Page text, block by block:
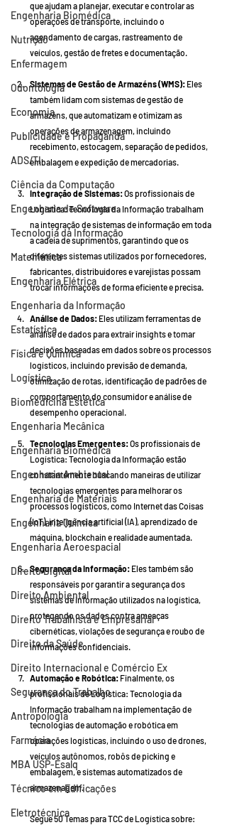
Engenharia Biomédica
Nutrição
Enfermagem
Odontologia
Economia
Publicidade e Propaganda
ADS/TI
Ciência da Computação
Engenharia de Software
Tecnologia da Informação
Matemática
Engenharia Elétrica
Engenharia da Informação
Estatística
Física e Química
Logística
Biomedicina Estética
Engenharia Mecânica
Engenharia Biomédica
Engenharia Ambiental
Engenharia de Materiais
Engenharia Química
Engenharia Aeroespacial
Direito Digital
Direito Ambiental
Direito Trabalhista e Empresarial
Direito da Saúde
Direito Internacional e Comércio Ex
Segurança do Trabalho
Antropologia
Farmácia
MBA USP-Esalq
Técnico em Edificações
Eletrotécnica
que ajudam a planejar, executar e controlar as
operações de transporte, incluindo o
agendamento de cargas, rastreamento de
veículos, gestão de fretes e documentação.
Sistemas de Gestão de Armazéns (WMS): Eles
também lidam com sistemas de gestão de
armazéns, que automatizam e otimizam as
operações de armazenagem, incluindo
recebimento, estocagem, separação de pedidos,
embalagem e expedição de mercadorias.
Integração de Sistemas: Os profissionais de
Logística: Tecnologia da Informação trabalham
na integração de sistemas de informação em toda
a cadeia de suprimentos, garantindo que os
diferentes sistemas utilizados por fornecedores,
fabricantes, distribuidores e varejistas possam
trocar informações de forma eficiente e precisa.
Análise de Dados: Eles utilizam ferramentas de
análise de dados para extrair insights e tomar
decisões baseadas em dados sobre os processos
logísticos, incluindo previsão de demanda,
otimização de rotas, identificação de padrões de
comportamento do consumidor e análise de
desempenho operacional.
Tecnologias Emergentes: Os profissionais de
Logística: Tecnologia da Informação estão
constantemente buscando maneiras de utilizar
tecnologias emergentes para melhorar os
processos logísticos, como Internet das Coisas
(IoT), inteligência artificial (IA), aprendizado de
máquina, blockchain e realidade aumentada.
Segurança da Informação: Eles também são
responsáveis por garantir a segurança dos
sistemas de informação utilizados na logística,
protegendo os dados contra ameaças
cibernéticas, violações de segurança e roubo de
informações confidenciais.
Automação e Robótica: Finalmente, os
profissionais de Logística: Tecnologia da
Informação trabalham na implementação de
tecnologias de automação e robótica em
operações logísticas, incluindo o uso de drones,
veículos autônomos, robôs de picking e
embalagem, e sistemas automatizados de
armazenagem.
Segue 50 Temas para TCC de Logística sobre: